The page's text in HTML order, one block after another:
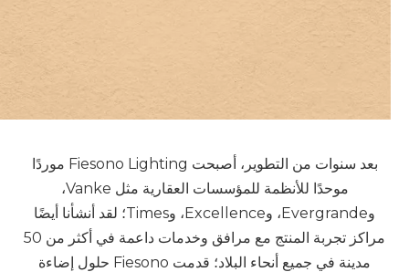
بعد سنوات من التطوير، أصبحت Fiesono Lighting موردًا
موحدًا للأنظمة للمؤسسات العقارية مثل Vanke،
وEvergrande، وExcellence، وTimes؛ لقد أنشأنا أيضًا
مراكز تجربة المنتج مع مرافق وخدمات داعمة في أكثر من 50
مدينة في جميع أنحاء البلاد؛ قدمت Fiesono حلول إضاءة